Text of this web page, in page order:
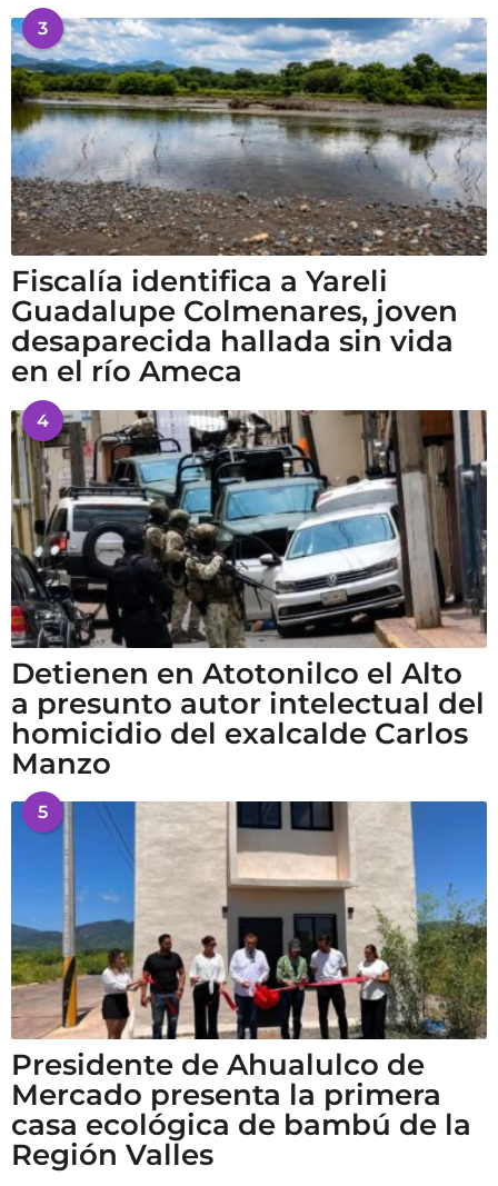
3
Fiscalía identifica a Yareli
Guadalupe Colmenares, joven
desaparecida hallada sin vida
en el río Ameca
4
Detienen en Atotonilco el Alto
a presunto autor intelectual del
homicidio del exalcalde Carlos
Manzo
5
Presidente de Ahualulco de
Mercado presenta la primera
casa ecológica de bambú de la
Región Valles